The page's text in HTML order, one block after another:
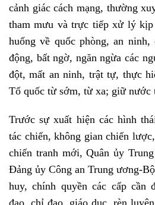
cảnh giác cách mạng, thường
tham mưu và trực tiếp xử lý
huống về quốc phòng, an
động, bất ngờ, ngăn ngừa các
đột, mất an ninh, trật tự, thực
Tổ quốc từ sớm, từ xa; giữ nước
Trước sự xuất hiện các hình
tác chiến, không gian chiến
chiến tranh mới, Quân ủy
Đảng ủy Công an Trung ương-
huy, chính quyền các cấp cần
đạo, chỉ đạo, giáo dục, rèn